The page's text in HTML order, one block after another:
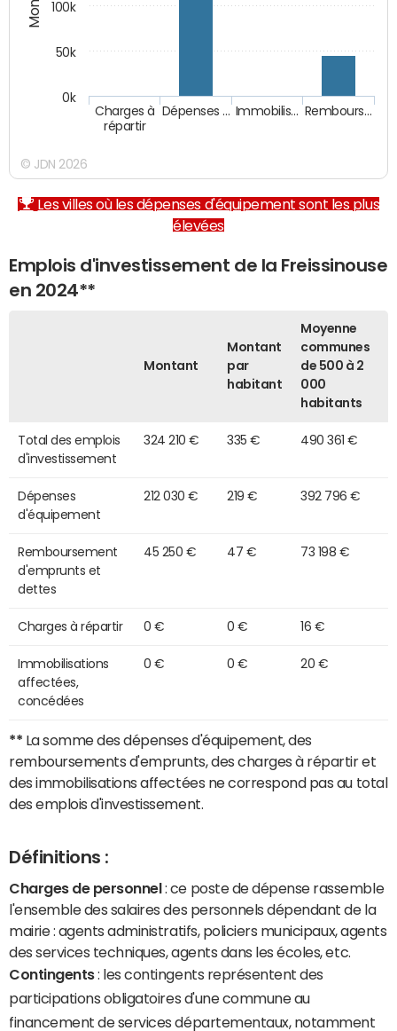
Charges à
répartir
Dépenses … Immobilis… Rembours…
0k
50k
100k
© JDN 2026
Les villes où les dépenses d'équipement sont les plus
élevées
Emplois d'investissement de la Freissinouse
en 2024**
Montant
Montant
par
habitant
Moyenne
communes
de 500 à 2
000
habitants
Total des emplois
d'investissement
324 210 € 335 € 490 361 €
Dépenses
d'équipement
212 030 € 219 € 392 796 €
Remboursement
d'emprunts et
dettes
45 250 € 47 € 73 198 €
Charges à répartir 0 € 0 € 16 €
Immobilisations
affectées,
concédées
0 € 0 € 20 €
** La somme des dépenses d'équipement, des
remboursements d'emprunts, des charges à répartir et
des immobilisations affectées ne correspond pas au total
des emplois d'investissement.
Définitions :
Charges de personnel : ce poste de dépense rassemble
l'ensemble des salaires des personnels dépendant de la
mairie : agents administratifs, policiers municipaux, agents
des services techniques, agents dans les écoles, etc.
Contingents: les contingents représentent des
participations obligatoires d'une commune au
financement de services départementaux, notamment